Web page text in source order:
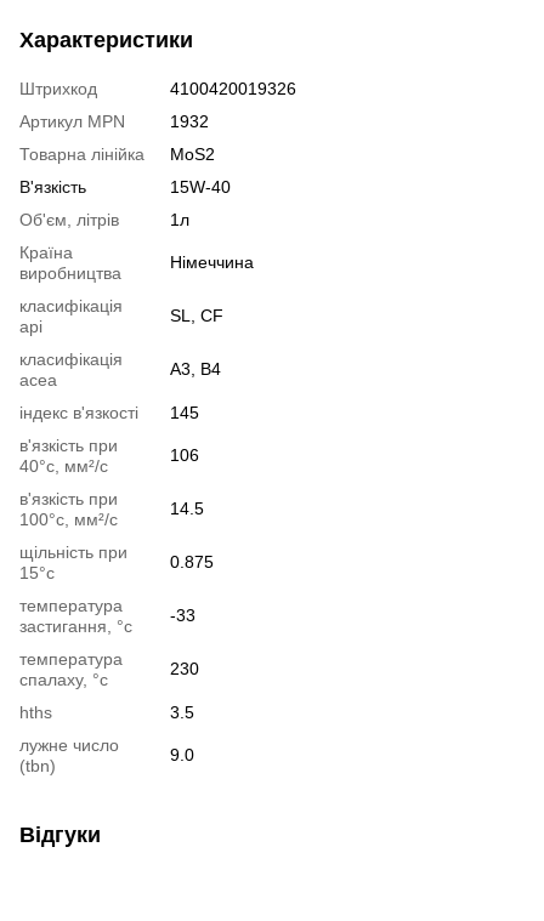
Характеристики
Штрихкод
4100420019326
Артикул MPN
1932
Товарна лінійка
МoS2
В'язкість
15W-40
Об'єм, літрів
1л
Країна
виробництва
Німеччина
класифікація
api
SL, CF
класифікація
acea
A3, B4
індекс в'язкості
145
в'язкість при
40°c, мм²/с
106
в'язкість при
100°c, мм²/с
14.5
щільність при
15°c
0.875
температура
застигання, °c
-33
температура
спалаху, °c
230
hths
3.5
лужне число
(tbn)
9.0
Відгуки